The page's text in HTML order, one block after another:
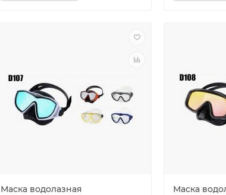
Маска водолазная
Маска